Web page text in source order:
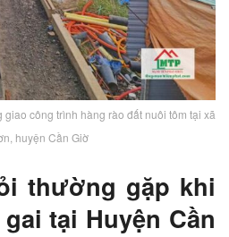
công trình hàng rào đất nuôi tôm tại xã
huyện Cần Giờ
thường gặp khi
tại Huyện Cần